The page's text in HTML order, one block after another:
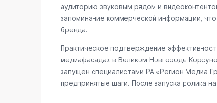
аудиторию звуковым рядом и
запоминание коммерческой информации,
бренда.
Практическое подтверждение
медиафасадах в Великом Новгороде
запущен специалистами РА «Регион Медиа
предпринятые шаги. После запуска ролика